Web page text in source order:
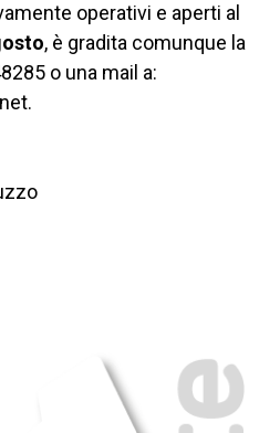
operativi e aperti al
, è gradita comunque la
o una mail a: